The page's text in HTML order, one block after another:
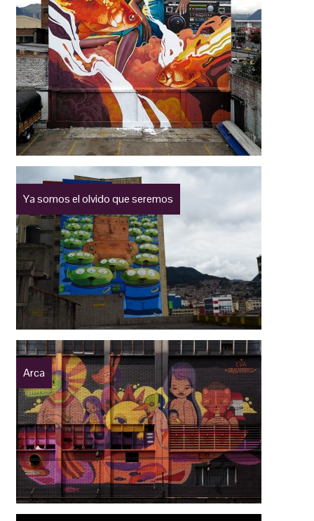
Ya somos el olvido que seremos
Arca